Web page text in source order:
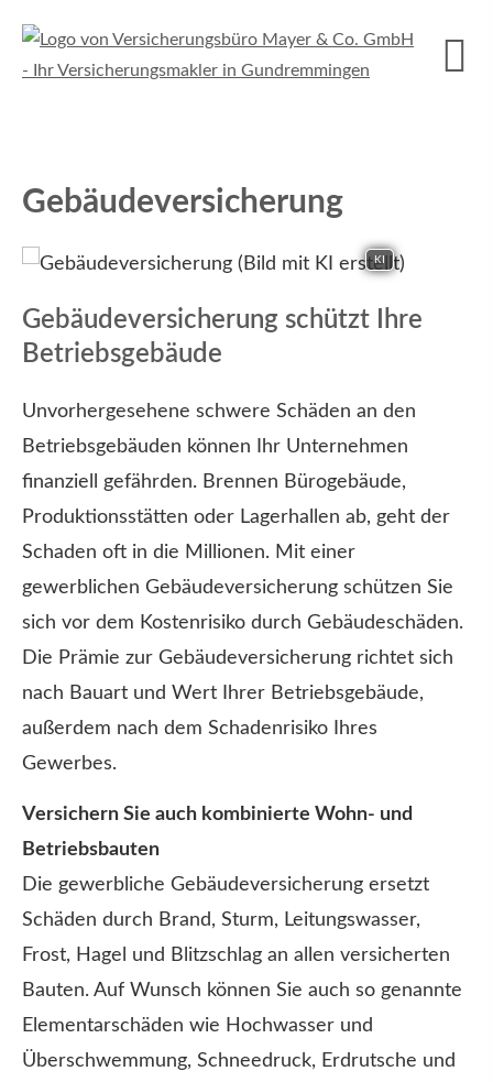
Ge­bäude­ver­si­che­rung
KI
Ge­bäude­ver­si­che­rung schützt Ihre
Betriebsgebäude
Unvorhergesehene schwere Schäden an den
Betriebsgebäuden können Ihr Unternehmen
finanziell gefährden. Brennen Bürogebäude,
Produktionsstätten oder Lagerhallen ab, geht der
Schaden oft in die Millionen. Mit einer
gewerblichen Ge­bäude­ver­si­che­rung schützen Sie
sich vor dem Kostenrisiko durch Gebäudeschäden.
Die Prämie zur Ge­bäude­ver­si­che­rung richtet sich
nach Bauart und Wert Ihrer Betriebsgebäude,
außerdem nach dem Schadenrisiko Ihres
Gewerbes.
Versichern Sie auch kombinierte Wohn- und
Betriebsbauten
Die gewerbliche Ge­bäude­ver­si­che­rung ersetzt
Schäden durch Brand, Sturm, Leitungswasser,
Frost, Hagel und Blitzschlag an allen versicherten
Bauten. Auf Wunsch können Sie auch so genannte
Elementarschäden wie Hochwasser und
Überschwemmung, Schneedruck, Erdrutsche und